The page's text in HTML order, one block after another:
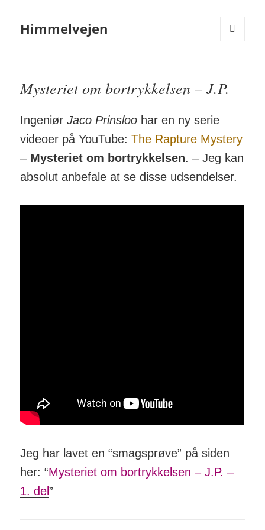
Himmelvejen
Mysteriet om bortrykkelsen – J.P.
IngeniørJaco Prinsloo har en ny serie
videoer på You­Tube:The Rap­ture Mys­tery
– Mys­te­riet om bort­ryk­kelsen. – Jeg kan
absolut an­be­fale at se disse ud­sen­delser.
Jeg har lavet en “smagsprøve” på siden
her: “Mysteriet om bortrykkelsen – J.P. –
1. del”